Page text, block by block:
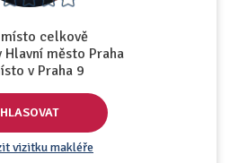
celkově
Hlavní město Praha
v Praha 9
HLASOVAT
vizitku makléře